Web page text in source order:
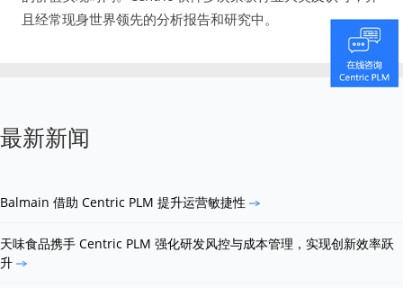
且经常现身世界领先的分析报告和研究中。
最新新闻
Balmain 借助 Centric PLM 提升运营敏捷性
天味食品携手 Centric PLM 强化研发风控与成本管理，实现创新效率跃
升